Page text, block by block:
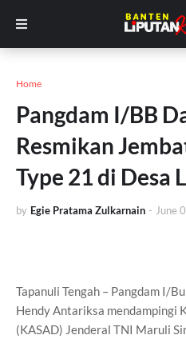
Home
Pangdam I/BB
Resmikan
Type 21 di Desa
by Egie Pratama Zulkarnain - June
Tapanuli Tengah – Pangdam I/
Hendy Antariksa mendampingi
(KASAD) Jenderal TNI Maruli